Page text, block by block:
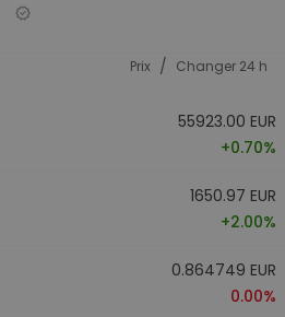
Prix / Changer 24 h
55923.00 EUR
+0.70%
1650.97 EUR
+2.00%
0.864749 EUR
0.00%